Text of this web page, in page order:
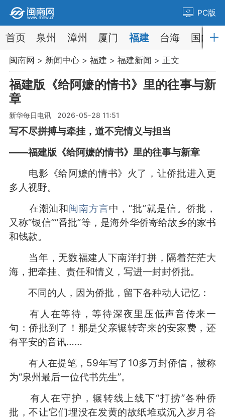
PC版
首页 泉州 漳州 厦门 福建 台海 国内
闽南网 > 新闻中心> 福建 > 福建新闻 > 正文
福建版《给阿嬷的情书》里的往事与新
章
新华每日电讯 2026-05-28 11:51
写不尽拼搏与牵挂，道不完情义与担当
——福建版《给阿嬷的情书》里的往事与新章
电影《给阿嬷的情书》火了，让侨批进入更
多人视野。
在潮汕和闽南方言中，“批”就是信。侨批，
又称“银信”“番批”等，是海外华侨寄给故乡的家书
和钱款。
当年，无数福建人下南洋打拼，隔着茫茫大
海，把牵挂、责任和情义，写进一封封侨批。
不同的人，因为侨批，留下各种动人记忆：
有人在等待，等待深夜里压低声音传来一
句：侨批到了！那是父亲辗转寄来的安家费，还
有平安的音讯……
有人在提笔，59年写了10多万封侨信，被称
为“泉州最后一位代书先生”。
有人在守护，辗转线上线下“打捞”各种侨
批，不让它们埋没在发黄的故纸堆或沉入岁月谷